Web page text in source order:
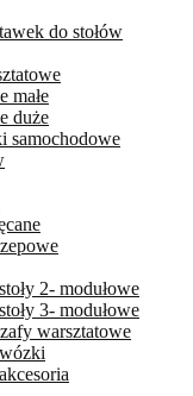
do stołów
małe
duże
samochodowe
2- modułowe
3- modułowe
warsztatowe